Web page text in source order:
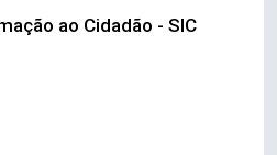
ao Cidadão - SIC